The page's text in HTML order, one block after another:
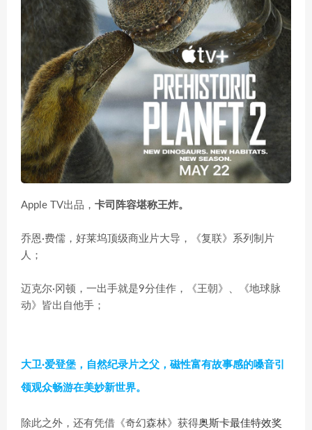
Apple TV出品， 卡司阵容堪称王炸。
乔恩·费儒，好莱坞顶级商业片大导，《复联》系列制片
人；
迈克尔·冈顿，一出手就是9分佳作，《王朝》、《地球脉
动》皆出自他手；
大卫·爱登堡，自然纪录片之父，磁性富有故事感的嗓音引
领观众畅游在美妙新世界。
除此之外，还有凭借《奇幻森林》获得奥斯卡最佳特效奖